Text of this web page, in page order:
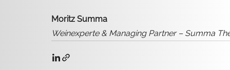
Moritz Summa
Weinexperte & Managing Partner – Summa